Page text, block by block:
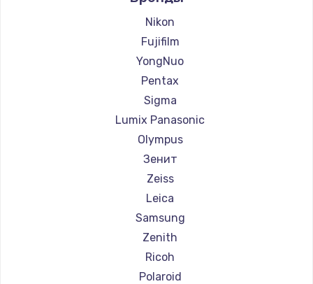
Ремонт фотоаппаратов Blackmagic
Nikon
Fujifilm
YongNuo
Pentax
Sigma
Lumix Panasonic
Olympus
Зенит
Zeiss
Leica
Samsung
Zenith
Ricoh
Polaroid